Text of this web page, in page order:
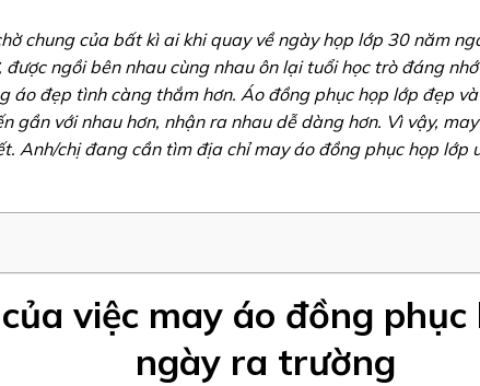
chung của bất kì ai khi quay về ngày họp lớp 30 năm
ngồi bên nhau cùng nhau ôn lại tuổi học trò đáng
áo đẹp tình càng thắm hơn. Áo đồng phục họp lớp đẹp
gần với nhau hơn, nhận ra nhau dễ dàng hơn. Vì vậy,
Anh/chị đang cần tìm địa chỉ may áo đồng phục họp lớp
việc may áo đồng
ngày ra trường